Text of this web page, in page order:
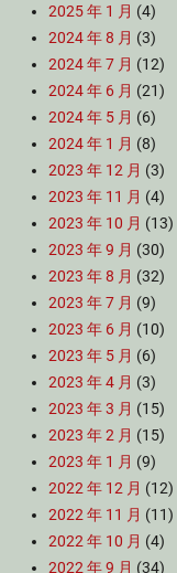
2025 年 1 月 (4)
2024 年 8 月 (3)
2024 年 7 月 (12)
2024 年 6 月 (21)
2024 年 5 月 (6)
2024 年 1 月 (8)
2023 年 12 月 (3)
2023 年 11 月 (4)
2023 年 10 月 (13)
2023 年 9 月 (30)
2023 年 8 月 (32)
2023 年 7 月 (9)
2023 年 6 月 (10)
2023 年 5 月 (6)
2023 年 4 月 (3)
2023 年 3 月 (15)
2023 年 2 月 (15)
2023 年 1 月 (9)
2022 年 12 月 (12)
2022 年 11 月 (11)
2022 年 10 月 (4)
2022 年 9 月 (34)